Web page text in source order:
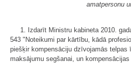
amatpersonu
1. Izdarīt Ministru kabineta 2010.
543 "Noteikumi par kārtību, kādā
piešķir kompensāciju dzīvojamās telpas
maksājumu segšanai, un